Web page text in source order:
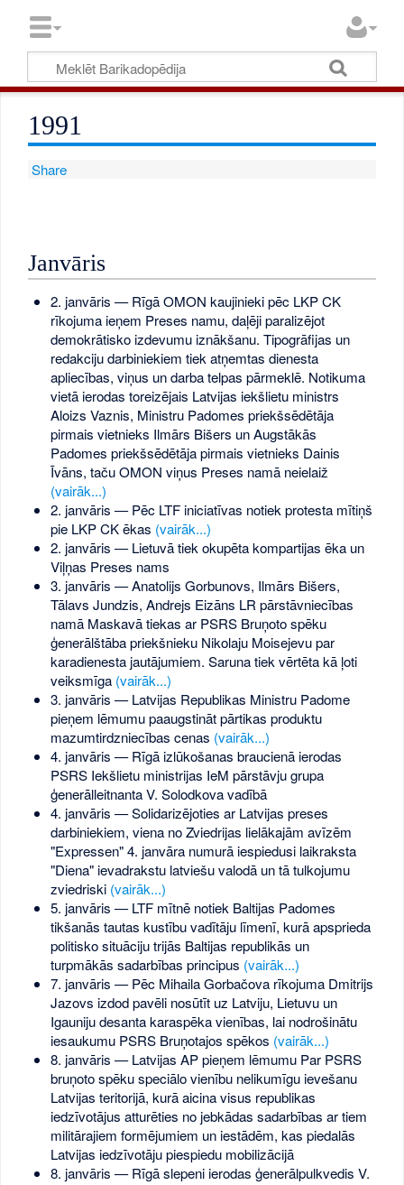
1991
Share
Janvāris
2. janvāris — Rīgā OMON kaujinieki pēc LKP CK
rīkojuma ieņem Preses namu, daļēji paralizējot
demokrātisko izdevumu iznākšanu. Tipogrāfijas un
redakciju darbiniekiem tiek atņemtas dienesta
apliecības, viņus un darba telpas pārmeklē. Notikuma
vietā ierodas toreizējais Latvijas iekšlietu ministrs
Aloizs Vaznis, Ministru Padomes priekšsēdētāja
pirmais vietnieks Ilmārs Bišers un Augstākās
Padomes priekšsēdētāja pirmais vietnieks Dainis
Īvāns, taču OMON viņus Preses namā neielaiž
(vairāk...)
2. janvāris — Pēc LTF iniciatīvas notiek protesta mītiņš
pie LKP CK ēkas (vairāk...)
2. janvāris — Lietuvā tiek okupēta kompartijas ēka un
Viļņas Preses nams
3. janvāris — Anatolijs Gorbunovs, Ilmārs Bišers,
Tālavs Jundzis, Andrejs Eizāns LR pārstāvniecības
namā Maskavā tiekas ar PSRS Bruņoto spēku
ģenerālštāba priekšnieku Nikolaju Moisejevu par
karadienesta jautājumiem. Saruna tiek vērtēta kā ļoti
veiksmīga (vairāk...)
3. janvāris — Latvijas Republikas Ministru Padome
pieņem lēmumu paaugstināt pārtikas produktu
mazumtirdzniecības cenas (vairāk...)
4. janvāris — Rīgā izlūkošanas braucienā ierodas
PSRS Iekšlietu ministrijas IeM pārstāvju grupa
ģenerālleitnanta V. Solodkova vadībā
4. janvāris — Solidarizējoties ar Latvijas preses
darbiniekiem, viena no Zviedrijas lielākajām avīzēm
"Expressen" 4. janvāra numurā iespiedusi laikraksta
"Diena" ievadrakstu latviešu valodā un tā tulkojumu
zviedriski (vairāk...)
5. janvāris — LTF mītnē notiek Baltijas Padomes
tikšanās tautas kustību vadītāju līmenī, kurā apsprieda
politisko situāciju trijās Baltijas republikās un
turpmākās sadarbības principus (vairāk...)
7. janvāris — Pēc Mihaila Gorbačova rīkojuma Dmitrijs
Jazovs izdod pavēli nosūtīt uz Latviju, Lietuvu un
Igauniju desanta karaspēka vienības, lai nodrošinātu
iesaukumu PSRS Bruņotajos spēkos (vairāk...)
8. janvāris — Latvijas AP pieņem lēmumu Par PSRS
bruņoto spēku speciālo vienību nelikumīgu ievešanu
Latvijas teritorijā, kurā aicina visus republikas
iedzīvotājus atturēties no jebkādas sadarbības ar tiem
militārajiem formējumiem un iestādēm, kas piedalās
Latvijas iedzīvotāju piespiedu mobilizācijā
8. janvāris — Rīgā slepeni ierodas ģenerālpulkvedis V.